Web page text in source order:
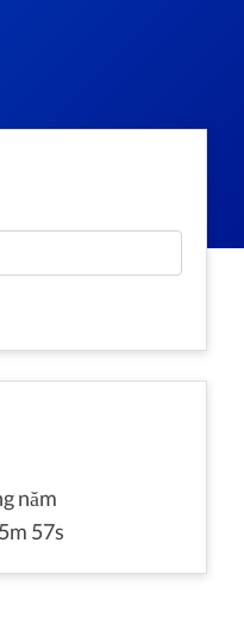
năm
57s